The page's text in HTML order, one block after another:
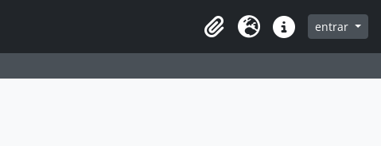
Clipboard
Idioma Ligações rápidas
entrar